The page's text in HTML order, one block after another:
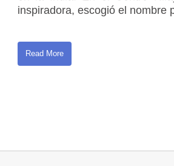
inspiradora, escogió el nombre
Read More